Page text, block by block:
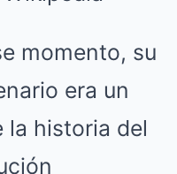
momento, su
era un
la historia del